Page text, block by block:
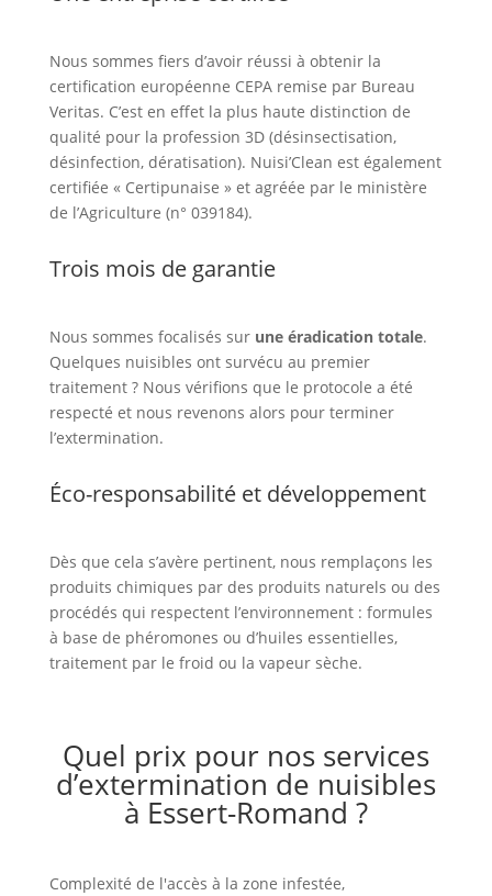
Nous sommes fiers d’avoir réussi à obtenir la
certification européenne CEPA remise par Bureau
Veritas. C’est en effet la plus haute distinction de
qualité pour la profession 3D (désinsectisation,
désinfection, dératisation). Nuisi’Clean est également
certifiée « Certipunaise » et agréée par le ministère
de l’Agriculture (n° 039184).
Trois mois de garantie
Nous sommes focalisés sur une éradication totale.
Quelques nuisibles ont survécu au premier
traitement ? Nous vérifions que le protocole a été
respecté et nous revenons alors pour terminer
l’extermination.
Éco-responsabilité et développement
Dès que cela s’avère pertinent, nous remplaçons les
produits chimiques par des produits naturels ou des
procédés qui respectent l’environnement : formules
à base de phéromones ou d’huiles essentielles,
traitement par le froid ou la vapeur sèche.
Quel prix pour nos services
d’extermination de nuisibles
à Essert-Romand ?
Complexité de l'accès à la zone infestée,